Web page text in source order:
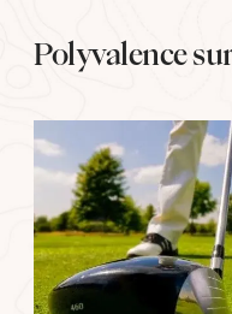
Polyvalence